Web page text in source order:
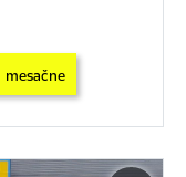
mesačne